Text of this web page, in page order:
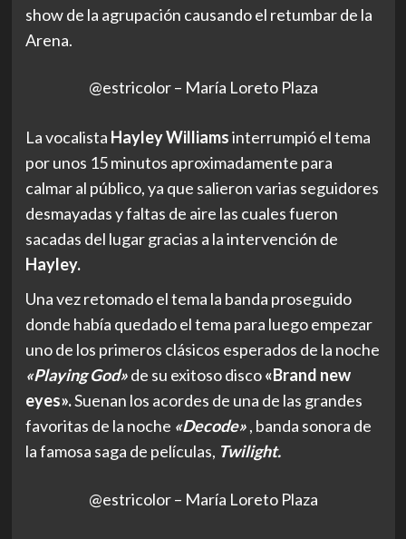
show de la agrupación causando el retumbar de la
Arena.
@estricolor – María Loreto Plaza
La vocalista Hayley Williamsinterrumpió el tema
por unos 15 minutos aproximadamente para
calmar al público, ya que salieron varias seguidores
desmayadas y faltas de aire las cuales fueron
sacadas del lugar gracias a la intervención de
Hayley.
Una vez retomado el tema la banda proseguido
donde había quedado el tema para luego empezar
uno de los primeros clásicos esperados de la noche
«Playing God»de su exitoso disco«Brand new
eyes».Suenan los acordes de una de las grandes
favoritas de la noche «Decode», banda sonora de
la famosa saga de películas, Twilight.
@estricolor – María Loreto Plaza